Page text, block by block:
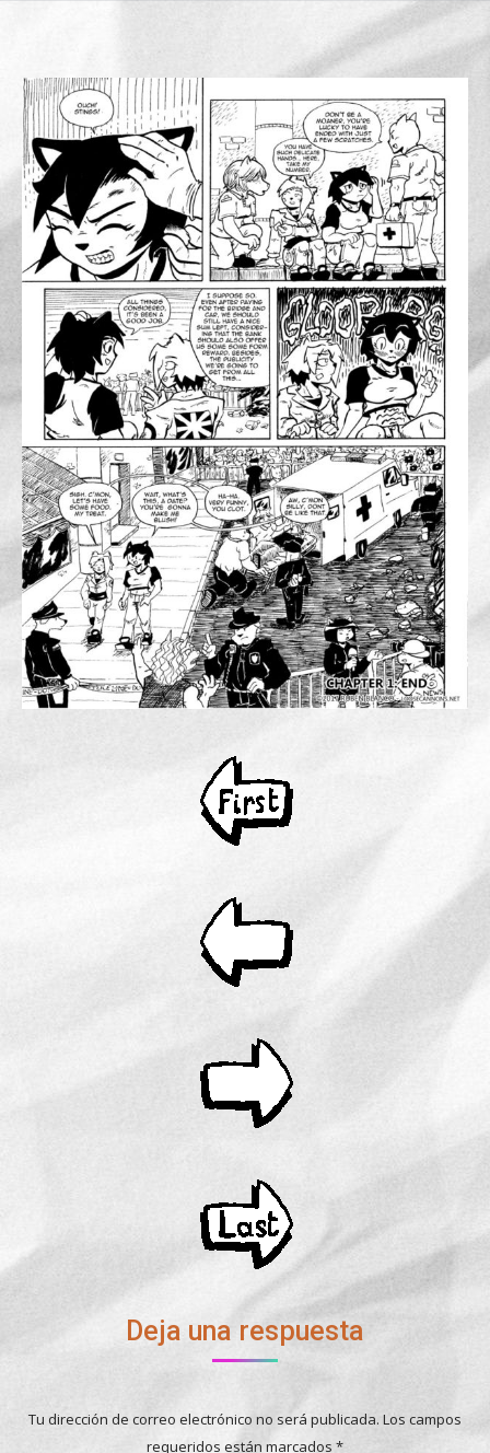
Deja una respuesta
Tu dirección de correo electrónico no será publicada. Los campos
requeridos están marcados *